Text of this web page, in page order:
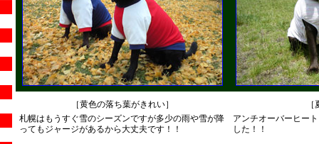
［黄色の落ち葉がきれい］
札幌はもうすぐ雪のシーズンですが多少の雨や雪が降
ってもジャージがあるから大丈夫です！！
アンチオーバーヒー
した！！